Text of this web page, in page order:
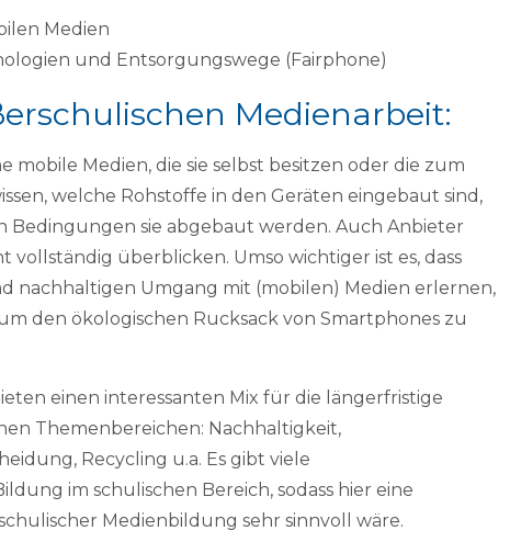
Medien
und Entsorgungswege (Fairphone)
Medienarbeit:
Medien, die sie selbst besitzen oder die zum
welche Rohstoffe in den Geräten eingebaut sind,
sie abgebaut werden. Auch Anbieter
überblicken. Umso wichtiger ist es, dass
nachhaltigen Umgang mit (mobilen) Medien erlernen,
den ökologischen Rucksack von Smartphones zu
einen interessanten Mix für die längerfristige
Themenbereichen: Nachhaltigkeit,
Recycling u.a. Es gibt viele
im schulischen Bereich, sodass hier eine
Medienbildung sehr sinnvoll wäre.